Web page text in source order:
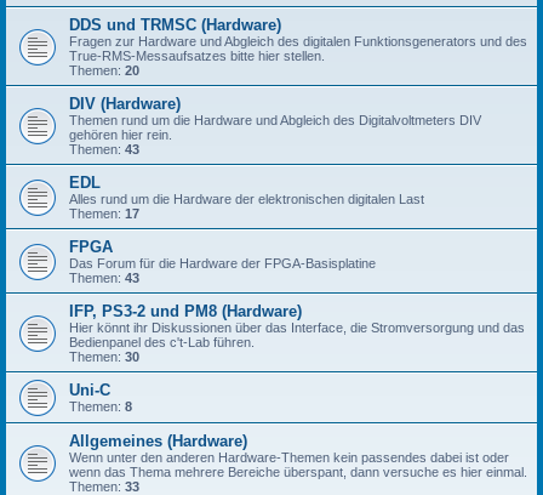
DDS und TRMSC (Hardware)
Fragen zur Hardware und Abgleich des digitalen Funktionsgenerators und des
True-RMS-Messaufsatzes bitte hier stellen.
Themen: 20
DIV (Hardware)
Themen rund um die Hardware und Abgleich des Digitalvoltmeters DIV
gehören hier rein.
Themen: 43
EDL
Alles rund um die Hardware der elektronischen digitalen Last
Themen: 17
FPGA
Das Forum für die Hardware der FPGA-Basisplatine
Themen: 43
IFP, PS3-2 und PM8 (Hardware)
Hier könnt ihr Diskussionen über das Interface, die Stromversorgung und das
Bedienpanel des c't-Lab führen.
Themen: 30
Uni-C
Themen: 8
Allgemeines (Hardware)
Wenn unter den anderen Hardware-Themen kein passendes dabei ist oder
wenn das Thema mehrere Bereiche überspant, dann versuche es hier einmal.
Themen: 33